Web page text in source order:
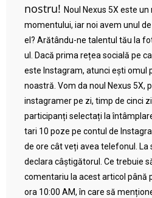
nostru! Noul Nexus 5X este
momentului, iar noi avem unul
el? Arătându-ne talentul tău la
ul. Dacă prima rețea socială pe
este Instagram, atunci ești omul
noastră. Vom da noul Nexus 5X,
instagramer pe zi, timp de cinci
participanți selectați la
tari 10 poze pe contul de
de ore cât veți avea telefonul.
declara câștigătorul. Ce trebuie
comentariu la acest articol până
ora 10:00 AM, în care să